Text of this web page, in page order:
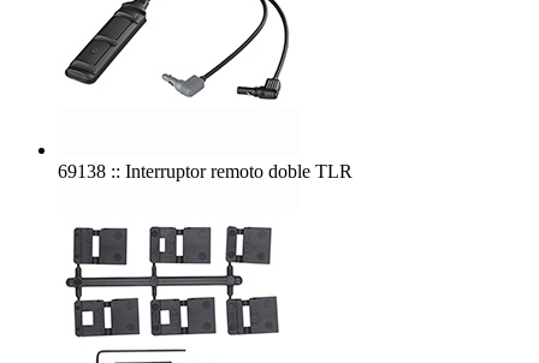
69138 :: Interruptor remoto doble TLR